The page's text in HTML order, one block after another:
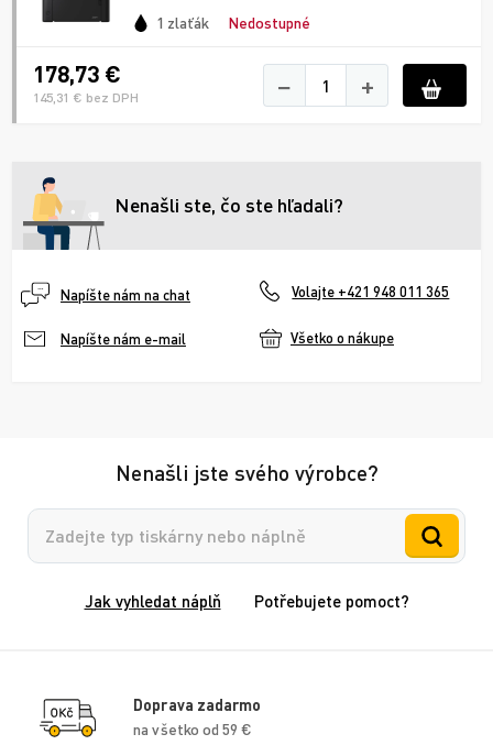
1 zlaťák Nedostupné
178,73 €
145,31 € bez DPH − +
Nenašli ste, čo ste hľadali?
Napíšte nám na chat Volajte +421 948 011 365
Napíšte nám e-mail Všetko o nákupe
Nenašli jste svého výrobce?
Vyhledávání
Jak vyhledat náplň Potřebujete pomoct?
Doprava zadarmo
na všetko od 59 €